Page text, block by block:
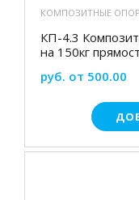
КОМПОЗИТНЫЕ
КП-4.3
на 150кг
руб. от 500.00